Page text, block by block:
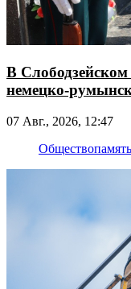
В
немецко-
07 Авг., 2026, 12:47
Обществопамять